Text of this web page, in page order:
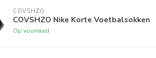
COVSHZO
COVSHZO Nike Korte Voetbalsokken
Op voorraad